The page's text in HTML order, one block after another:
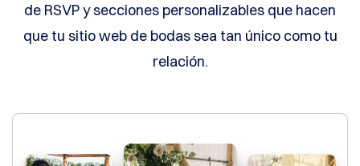
de RSVP y secciones personalizables que hacen
que tu sitio web de bodas sea tan único como tu
relación.